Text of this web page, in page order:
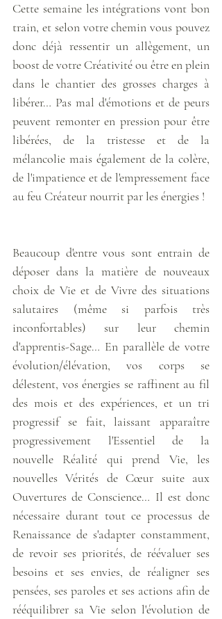
Cette semaine les intégrations vont bon
train, et selon votre chemin vous pouvez
donc déjà ressentir un allègement, un
boost de votre Créativité ou être en plein
dans le chantier des grosses charges à
libérer… Pas mal d'émotions et de peurs
peuvent remonter en pression pour être
libérées, de la tristesse et de la
mélancolie mais également de la colère,
de l'impatience et de l'empressement face
au feu Créateur nourrit par les énergies !
Beaucoup d'entre vous sont entrain de
déposer dans la matière de nouveaux
choix de Vie et de Vivre des situations
salutaires (même si parfois très
inconfortables) sur leur chemin
d'apprentis-Sage… En parallèle de votre
évolution/élévation, vos corps se
délestent, vos énergies se raffinent au fil
des mois et des expériences, et un tri
progressif se fait, laissant apparaître
progressivement l'Essentiel de la
nouvelle Réalité qui prend Vie, les
nouvelles Vérités de Cœur suite aux
Ouvertures de Conscience… Il est donc
nécessaire durant tout ce processus de
Renaissance de s'adapter constamment,
de revoir ses priorités, de réévaluer ses
besoins et ses envies, de réaligner ses
pensées, ses paroles et ses actions afin de
rééquilibrer sa Vie selon l'évolution de